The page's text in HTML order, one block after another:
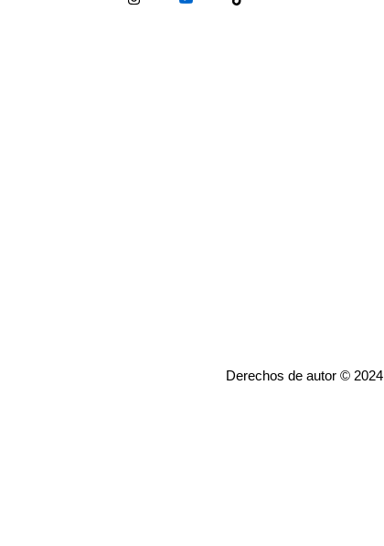
Derechos de autor ©